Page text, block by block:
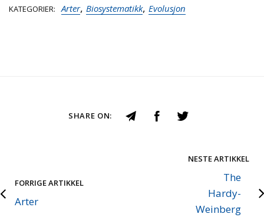
KATEGORIER Arter, Biosystematikk, Evolusjon
SHARE ON:
FORRIGE ARTIKKEL
Arter
NESTE ARTIKKEL
The
Hardy-
Weinberg